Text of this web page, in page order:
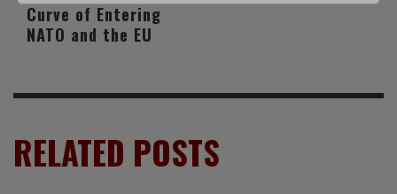
Curve of Entering
NATO and the EU
RELATED POSTS